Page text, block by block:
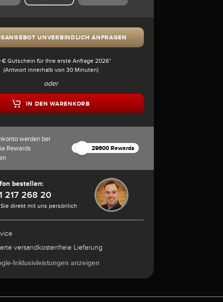
UNVERBINDLICH ANFRAGEN
€ Gutschein für Ihre erste Anfrage 2026*
(Antwort innerhalb von 30 Minuten)
oder
IN DEN WARENKORB
werden bei
Rewards
29600 Rewards
bestellen:
217 268 20
direkt mit uns persönlich
versandkostenfreie Lieferung
Inklusivleistungen anzeigen